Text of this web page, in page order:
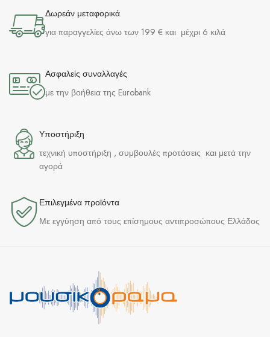
Δωρεάν μεταφορικά
για παραγγελίες άνω των 199 € και μέχρι 6 κιλά
Ασφαλείς συναλλαγές
με την βοήθεια της Eurobank
Υποστήριξη
τεχνική υποστήριξη , συμβουλές προτάσεις και μετά την
αγορά
Επιλεγμένα προϊόντα​
Με εγγύηση από τους επίσημους αντιπροσώπους Ελλάδος